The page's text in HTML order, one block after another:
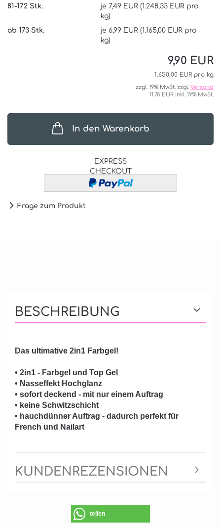
81-172 Stk.
je 7,49 EUR (1.248,33 EUR pro
kg)
ab 173 Stk.
je 6,99 EUR (1.165,00 EUR pro
kg)
9,90 EUR
1.650,00 EUR pro kg
zzgl. 19% MwSt. zzgl. Versand
11,78 EUR inkl. 19% MwSt.
In den Warenkorb
EXPRESS
CHECKOUT
Frage zum Produkt
BESCHREIBUNG
Das ultimative 2in1 Farbgel!
• 2in1 - Farbgel und Top Gel
• Nasseffekt Hochglanz
• sofort deckend - mit nur einem Auftrag
• keine Schwitzschicht
• hauchdünner Auftrag - dadurch perfekt für
French und Nailart
KUNDENREZENSIONEN
teilen